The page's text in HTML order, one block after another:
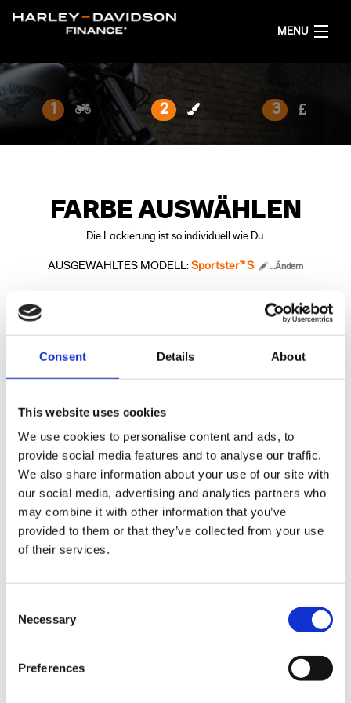
Consent Details About
This website uses cookies
We use cookies to personalise content and ads, to
provide social media features and to analyse our traffic.
We also share information about your use of our site with
our social media, advertising and analytics partners who
may combine it with other information that you’ve
provided to them or that they’ve collected from your use
of their services.
Selection
Necessary
Preferences
MENU
FINANZIERUNGSANGEBOT RECHNEN
1 2 3
FARBE AUSWÄHLEN
Die Lackierung ist so individuell wie Du.
AUSGEWÄHLTES MODELL: Sportster™ S ...Ändern
Dark Billiard Gray
16.950,00€
Sportster™ S
Vivid Black
17.400,00€
Blood Orange